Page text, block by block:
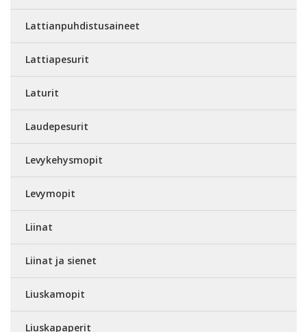
Lattianpuhdistusaineet
Lattiapesurit
Laturit
Laudepesurit
Levykehysmopit
Levymopit
Liinat
Liinat ja sienet
Liuskamopit
Liuskapaperit